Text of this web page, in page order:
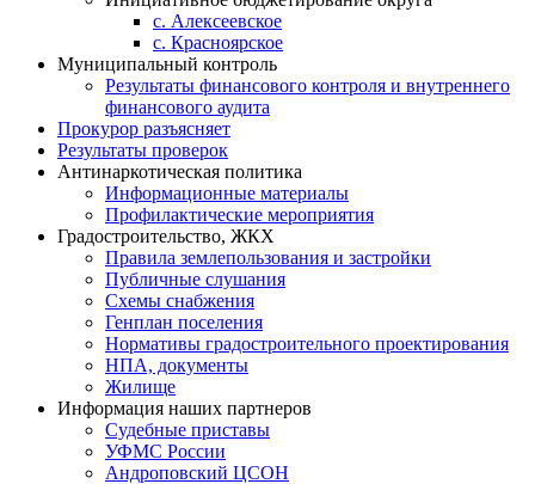
с. Алексеевское
с. Красноярское
Муниципальный контроль
Результаты финансового контроля и внутреннего
финансового аудита
Прокурор разъясняет
Результаты проверок
Антинаркотическая политика
Информационные материалы
Профилактические мероприятия
Градостроительство, ЖКХ
Правила землепользования и застройки
Публичные слушания
Схемы снабжения
Генплан поселения
Нормативы градостроительного проектирования
НПА, документы
Жилище
Информация наших партнеров
Судебные приставы
УФМС России
Андроповский ЦСОН